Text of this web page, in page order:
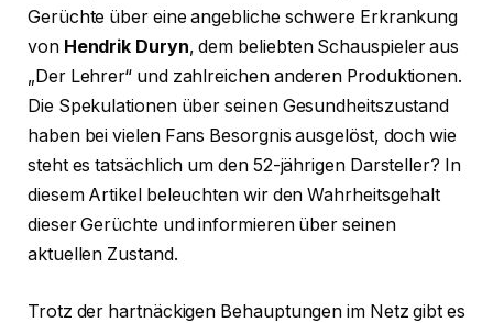
Gerüchte über eine angebliche schwere Erkrankung
von Hendrik Duryn, dem beliebten Schauspieler aus
„Der Lehrer“ und zahlreichen anderen Produktionen.
Die Spekulationen über seinen Gesundheitszustand
haben bei vielen Fans Besorgnis ausgelöst, doch wie
steht es tatsächlich um den 52-jährigen Darsteller? In
diesem Artikel beleuchten wir den Wahrheitsgehalt
dieser Gerüchte und informieren über seinen
aktuellen Zustand.
Trotz der hartnäckigen Behauptungen im Netz gibt es